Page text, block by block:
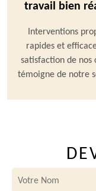
travail bien
Interventions
rapides et
satisfaction de nos
témoigne de notre